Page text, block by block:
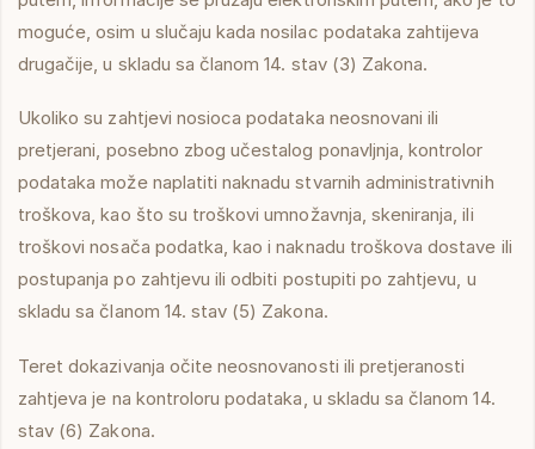
moguće, osim u slučaju kada nosilac podataka zahtijeva
drugačije, u skladu sa članom 14. stav (3) Zakona.
Ukoliko su zahtjevi nosioca podataka neosnovani ili
pretjerani, posebno zbog učestalog ponavljnja, kontrolor
podataka može naplatiti naknadu stvarnih administrativnih
troškova, kao što su troškovi umnožavnja, skeniranja, ili
troškovi nosača podatka, kao i naknadu troškova dostave ili
postupanja po zahtjevu ili odbiti postupiti po zahtjevu, u
skladu sa članom 14. stav (5) Zakona.
Teret dokazivanja očite neosnovanosti ili pretjeranosti
zahtjeva je na kontroloru podataka, u skladu sa članom 14.
stav (6) Zakona.